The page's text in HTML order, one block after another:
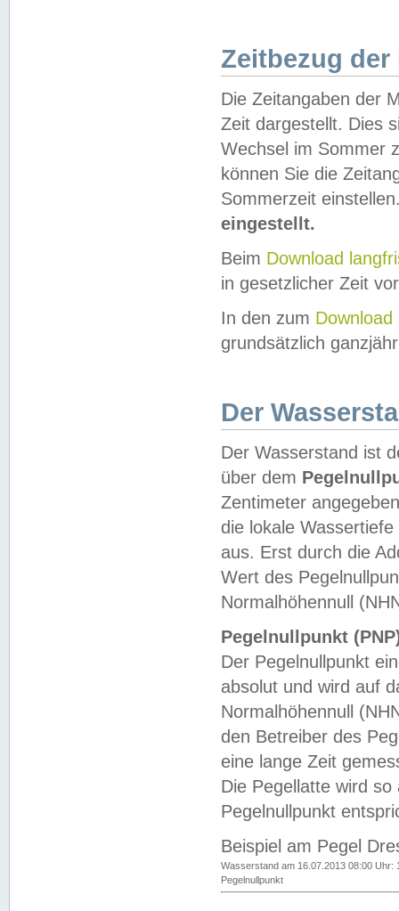
Zeitbezug der
Die Zeitangaben der
Zeit dargestellt. Dies
Wechsel im Sommer
können Sie die
Sommerzeit
eingestellt.
Beim Download
in gesetzlicher Zeit
In den zum Download
grundsätzlich
Der
Der Wasserstand ist
über dem
Zentimeter
die lokale
aus. Erst durch die
Wert des
Normalhöhennull
Pegelnullpunkt
Der Pegelnullpunkt
absolut und wird auf
Normalhöhennull
den Betreiber des
eine lange Zeit
Die Pegellatte wird
Pegelnullpunkt
Beispiel am Pegel
Wasserstand am 16.07.2013 08:00 Uhr:
Pegelnullpunkt